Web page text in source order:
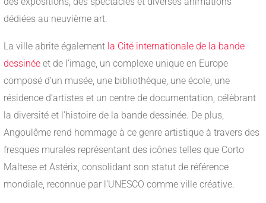
dédiées au neuvième art.
La ville abrite également la Cité internationale de la bande
dessinée et de l’image, un complexe unique en Europe
composé d’un musée, une bibliothèque, une école, une
résidence d’artistes et un centre de documentation, célèbrant
la diversité et l’histoire de la bande dessinée. De plus,
Angoulême rend hommage à ce genre artistique à travers des
fresques murales représentant des icônes telles que Corto
Maltese et Astérix, consolidant son statut de référence
mondiale, reconnue par l’UNESCO comme ville créative.